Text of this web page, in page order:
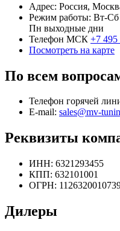
Адрес: Россия,
Режим работы: Вт-Сб
Пн выходные дни
Телефон МСК +7 495
Посмотреть на карте
По всем
Телефон горячей
E-mail: sales@mv-
Реквизиты
ИНН: 6321293455
КПП: 632101001
ОГРН:
Дилеры